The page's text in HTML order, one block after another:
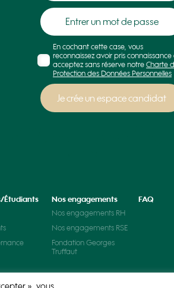
En cochant cette case, vous
reconnaissez avoir pris connaissance
acceptez sans réserve notreCharte
Protection des Données Personnelles
Étudiants
Nos engagements
Nos engagements RH
Nos engagements RSE
Fondation Georges
Truffaut
FAQ